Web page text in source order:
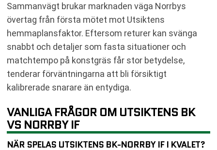
Sammanvägt brukar marknaden väga Norrbys
övertag från första mötet mot Utsiktens
hemmaplansfaktor. Eftersom returer kan svänga
snabbt och detaljer som fasta situationer och
matchtempo på konstgräs får stor betydelse,
tenderar förväntningarna att bli försiktigt
kalibrerade snarare än entydiga.
VANLIGA FRÅGOR OM UTSIKTENS BK
VS NORRBY IF
NÄR SPELAS UTSIKTENS BK-NORRBY IF I KVALET?